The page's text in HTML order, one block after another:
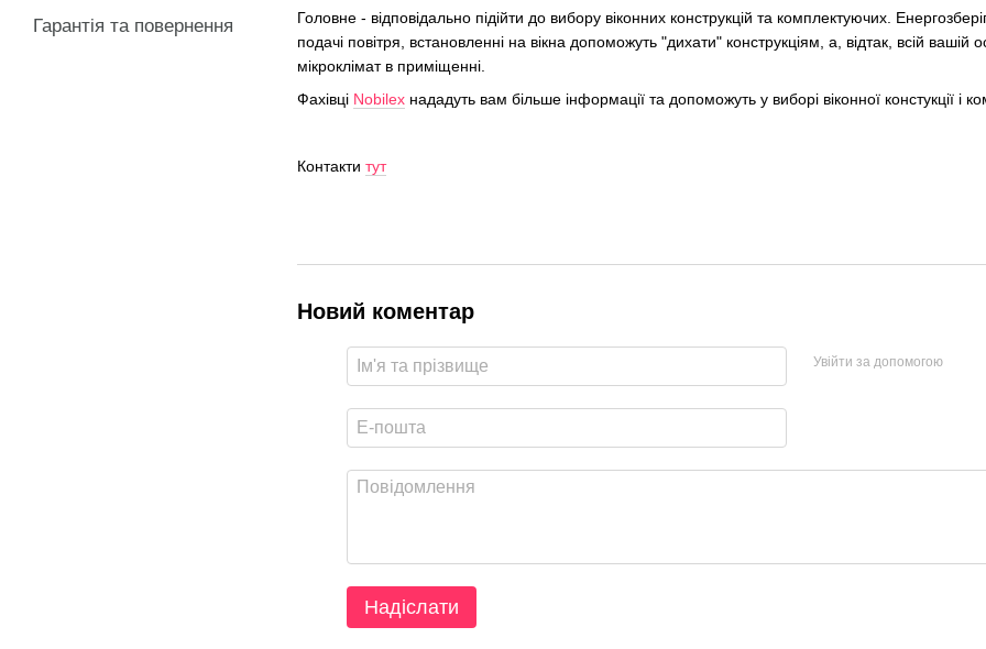
Головне - відповідально підійти до вибору віконних конструкцій та комплектуючих.
подачі повітря, встановленні на вікна допоможуть "дихати" конструкціям, а, відтак, всій
мікроклімат в приміщенні.
Фахівці Nobilex нададуть вам більше інформації та допоможуть у виборі віконної констукції і
Контакти тут
Новий коментар
Увійти за допомогою
Надіслати
Гарантія та повернення